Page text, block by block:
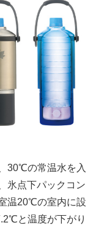
30℃の常温水を入
氷点下パックコン
温20℃の室内に設
と温度が下がり